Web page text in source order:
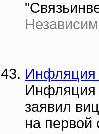
Инфляция
Инфляция
заявил
на первой